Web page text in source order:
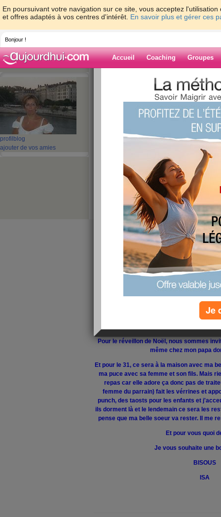
En poursuivant votre navigation sur ce site, vous acceptez
et offres adaptés à vos centres d'intérêt. En savoir plus et gérer ces
Bonjour !
Accueil Coaching Groupes
profil blog
ajouter de vos amies
> >
Blog de
BIENTOT EN
Plus que 3 jours et après une
J'en ai bien besoin car je commence à
au dos alors pas toujours
La semaine dernière comme vous le savez
et mes enfants m'ont préparé une fondu
je me suis régalée. En plus de mes
un autre livre, une poire en perle(elle
s'assoit dessus, je sais pas vraiment le
Aujourd'hui, j'ai mes petits loulous en
enfants sont actuellement très fatignés et
finis pas trop tard, j'irai faire quelques
Et vous en êtes ou des achats de Noel, moi
mon mari et ceux de mon mari. Il faut aussi
Pour le réveillon de Noël, nous sommes
même chez mon papa
Et pour le 31, ce sera à la maison avec ma
ma puce avec sa femme et son fils. Mais
repas car elle adore ça donc pas de
femme du parrain) fait les vérrines et
punch, des taosts pour les enfants et
ils dorment là et le lendemain ce sera les
pense que ma belle soeur va rester. Il me
Et pour vous quoi
Je vous souhaite une
BISOUS
ISA
Je